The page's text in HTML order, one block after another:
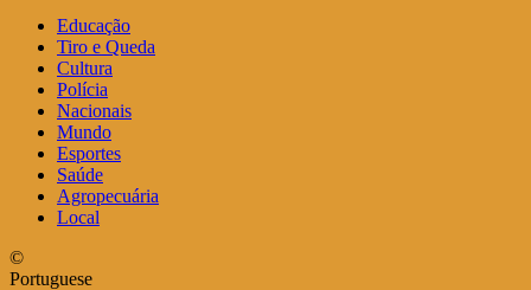
Educação
Tiro e Queda
Cultura
Polícia
Nacionais
Mundo
Esportes
Saúde
Agropecuária
Local
©
Portuguese